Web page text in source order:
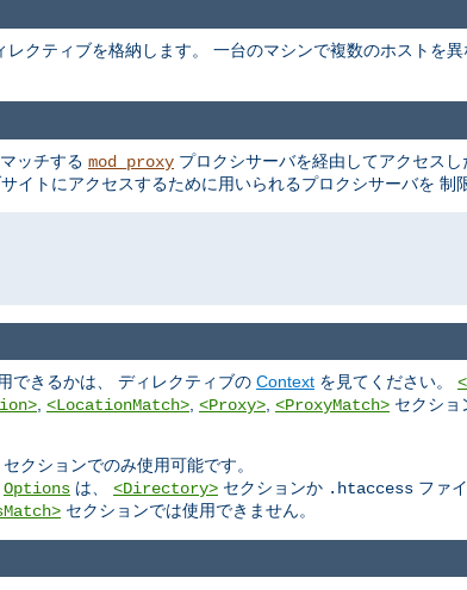
クティブを格納します。 一台のマシンで複数のホストを
ッチする mod_proxy プロクシサーバを経由してアクセス
イトにアクセスするために用いられるプロクシサーバを 制
できるかは、 ディレクティブの Context を見てください。
<LocationMatch> <Proxy> <ProxyMatch> セクショ
セクションでのみ使用可能です。
Options は、 <Directory> セクションか .htaccess ファ
セクションでは使用できません。